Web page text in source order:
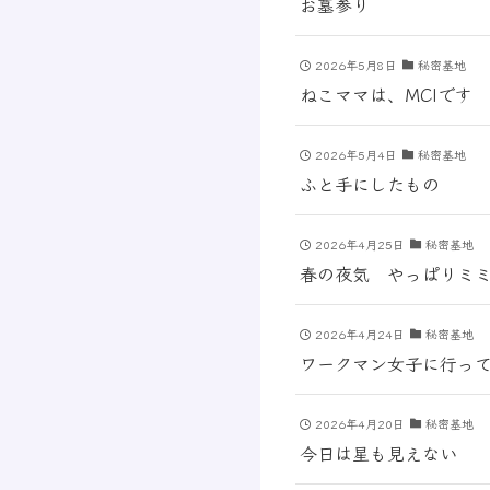
2026年5月8日 秘密基地
ねこママは、MCIです
2026年5月4日 秘密基地
ふと手にしたもの
2026年4月25日 秘密基地
春の夜気 やっぱりミ
2026年4月24日 秘密基地
ワークマン女子に行っ
2026年4月20日 秘密基地
今日は星も見えない